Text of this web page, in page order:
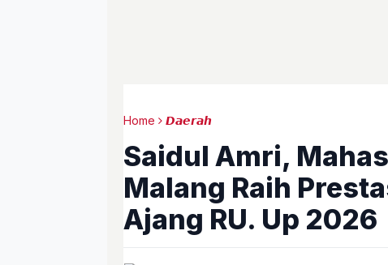
Home 𝘿𝙖𝙚𝙧𝙖𝙝
Saidul Amri,
Malang Raih
Ajang RU. Up 2026